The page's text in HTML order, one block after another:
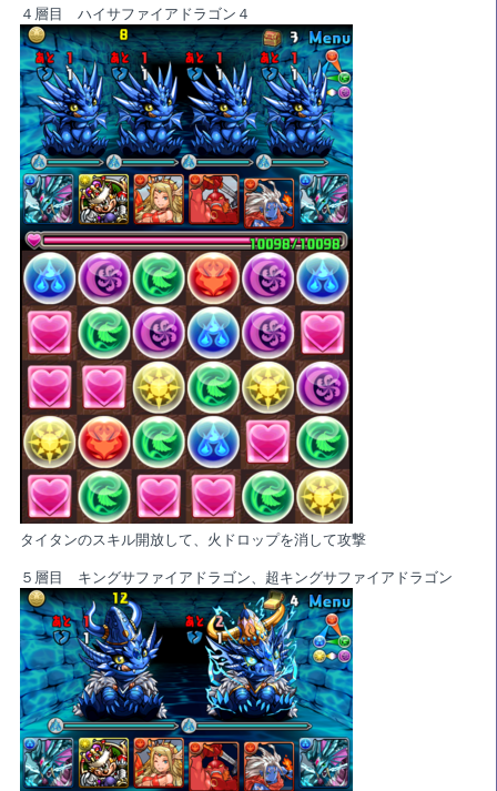
４層目 ハイサファイアドラゴン４
タイタンのスキル開放して、火ドロップを消して攻撃
５層目 キングサファイアドラゴン、超キングサファイアドラゴン